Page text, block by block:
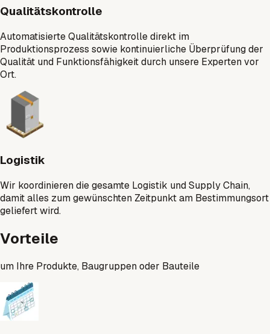
Qualitätskontrolle
Automatisierte Qualitätskontrolle direkt im
Produktionsprozess sowie kontinuierliche Überprüfung der
Qualität und Funktionsfähigkeit durch unsere Experten vor
Ort.
Logistik
Wir koordinieren die gesamte Logistik und Supply Chain,
damit alles zum gewünschten Zeitpunkt am Bestimmungsort
geliefert wird.
Vorteile
um Ihre Produkte, Baugruppen oder Bauteile